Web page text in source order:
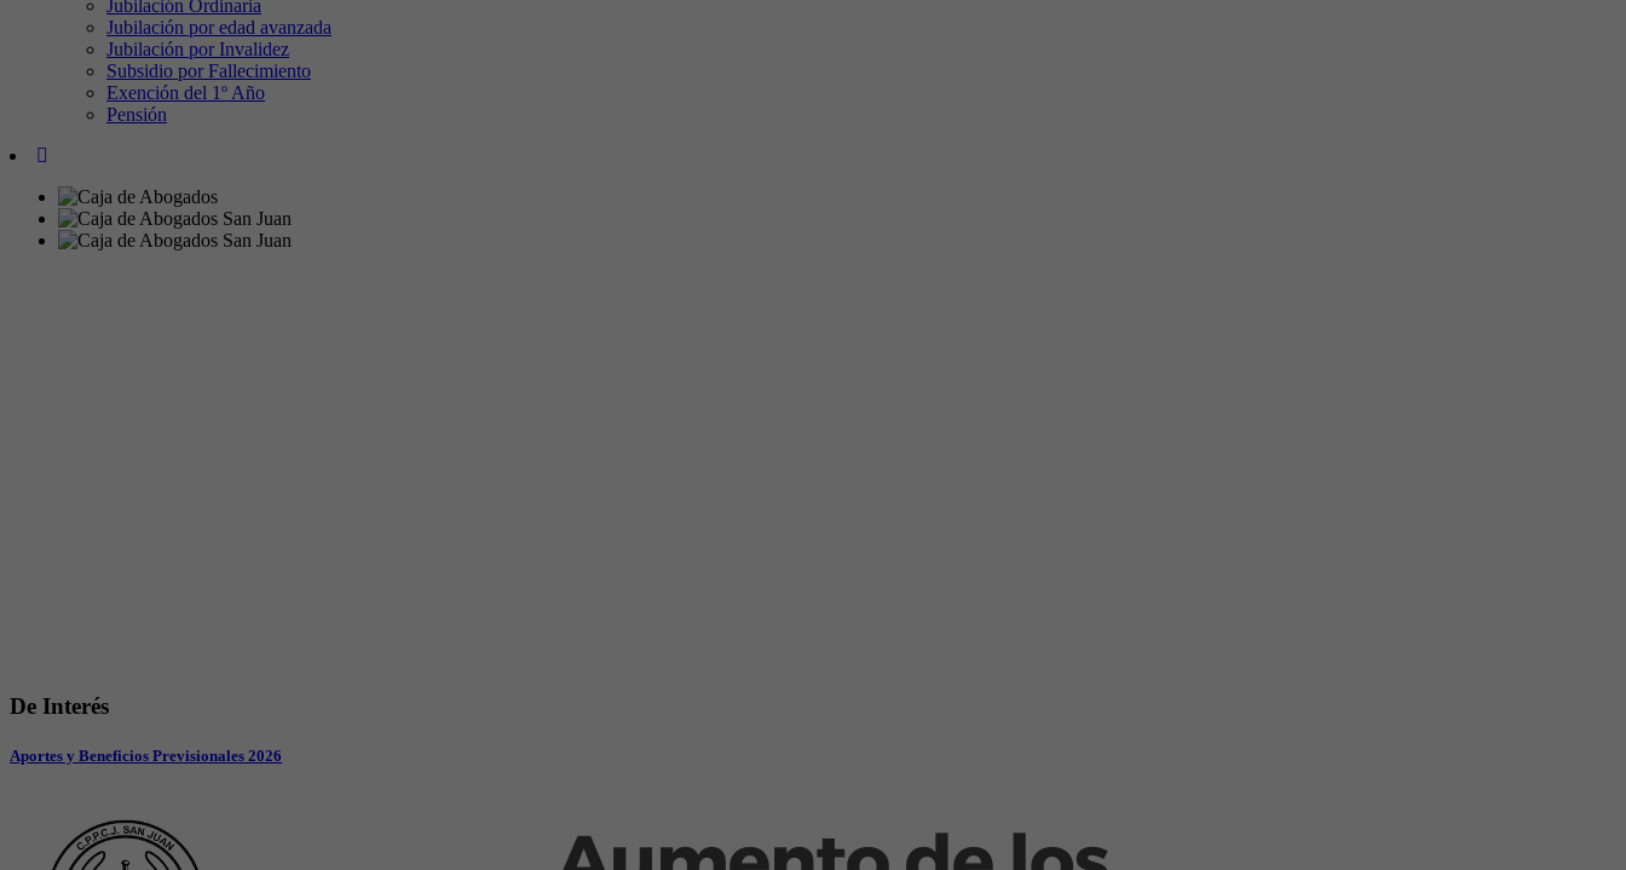
Jubilación Ordinaria
Jubilación por edad avanzada
Jubilación por Invalidez
Subsidio por Fallecimiento
Exención del 1º Año
Pensión
De Interés
Aportes y Beneficios Previsionales 2026